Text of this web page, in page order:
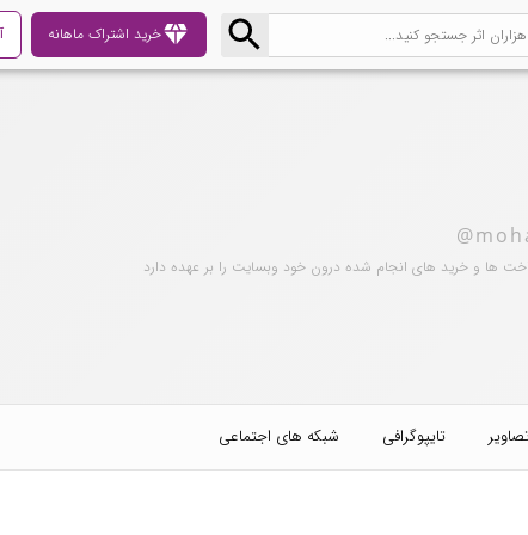
diamondخرید اشتراک ماهانه
ها و خرید های انجام شده درون خود وبسایت را بر عهده دارد
تایپوگرافی شبکه های اجتماعی